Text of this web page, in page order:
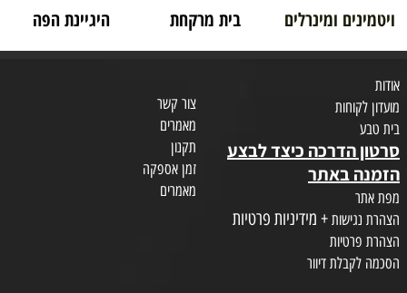
ויטמינים ומינרלים בית מרקחת היגיינת הפה
אודות
מועדון לקוחות
בית טבע
סרטון הדרכה כיצד לבצע
הזמנה באתר
מפת אתר
הצהרת נגישות + מידיניות פרטיות
הצהרת פרטיות
הסכמה לקבלת דיוור
צור קשר
מאמרים
תקנון
זמן אספקה
מאמרים